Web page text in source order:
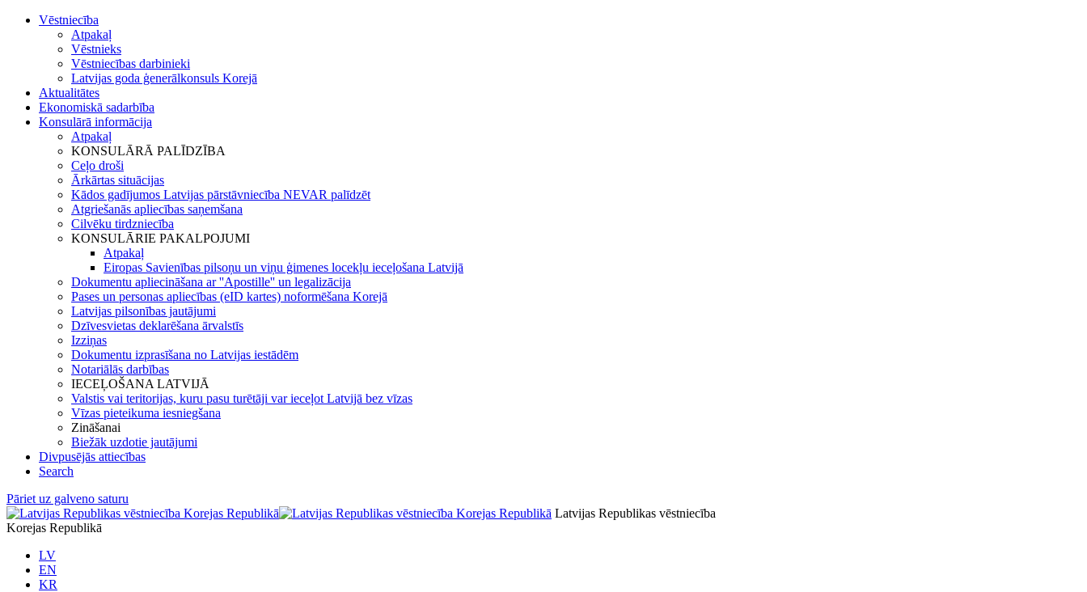
Vēstniecība
Atpakaļ
Vēstnieks
Vēstniecības darbinieki
Latvijas goda ģenerālkonsuls Korejā
Aktualitātes
Ekonomiskā sadarbība
Konsulārā informācija
Atpakaļ
KONSULĀRĀ PALĪDZĪBA
Ceļo droši
Ārkārtas situācijas
Kādos gadījumos Latvijas pārstāvniecība NEVAR palīdzēt
Atgriešanās apliecības saņemšana
Cilvēku tirdzniecība
KONSULĀRIE PAKALPOJUMI
Atpakaļ
Eiropas Savienības pilsoņu un viņu ģimenes locekļu ieceļošana Latvijā
Dokumentu apliecināšana ar ''Apostille'' un legalizācija
Pases un personas apliecības (eID kartes) noformēšana Korejā
Latvijas pilsonības jautājumi
Dzīvesvietas deklarēšana ārvalstīs
Izziņas
Dokumentu izprasīšana no Latvijas iestādēm
Notariālās darbības
IECEĻOŠANA LATVIJĀ
Valstis vai teritorijas, kuru pasu turētāji var ieceļot Latvijā bez vīzas
Vīzas pieteikuma iesniegšana
Zināšanai
Biežāk uzdotie jautājumi
Divpusējās attiecības
Search
Pāriet uz galveno saturu
Latvijas Republikas vēstniecība
Korejas Republikā
LV
EN
KR